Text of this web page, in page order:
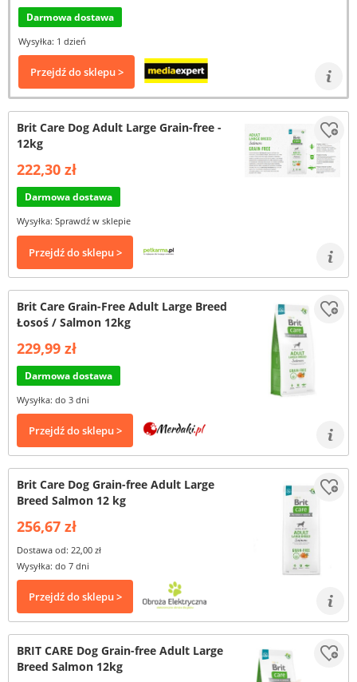
Darmowa dostawa
Wysyłka: 1 dzień
Przejdź do sklepu >
Brit Care Dog Adult Large Grain-free -
12kg
222,30 zł
Darmowa dostawa
Wysyłka: Sprawdź w sklepie
Przejdź do sklepu >
Brit Care Grain-Free Adult Large Breed
Łosoś / Salmon 12kg
229,99 zł
Darmowa dostawa
Wysyłka: do 3 dni
Przejdź do sklepu >
Brit Care Dog Grain-free Adult Large
Breed Salmon 12 kg
256,67 zł
Dostawa od: 22,00 zł
Wysyłka: do 7 dni
Przejdź do sklepu >
BRIT CARE Dog Grain-free Adult Large
Breed Salmon 12kg